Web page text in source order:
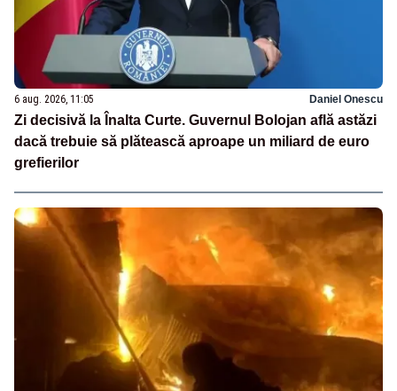
6 aug. 2026, 11:05 Daniel Onescu
Zi decisivă la Înalta Curte. Guvernul Bolojan află astăzi
dacă trebuie să plătească aproape un miliard de euro
grefierilor